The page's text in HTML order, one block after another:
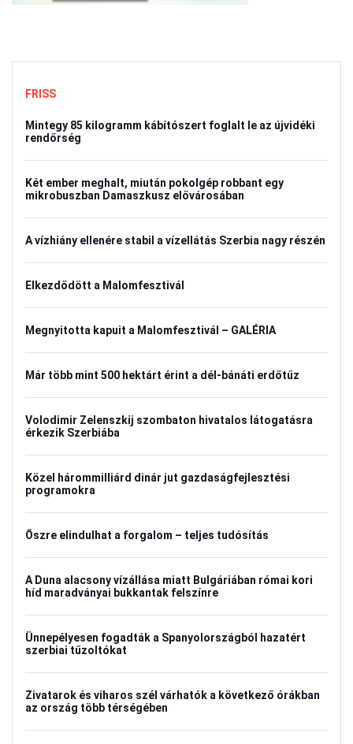
FRISS
Mintegy 85 kilogramm kábítószert foglalt le az újvidéki
rendőrség
Két ember meghalt, miután pokolgép robbant egy
mikrobuszban Damaszkusz elővárosában
A vízhiány ellenére stabil a vízellátás Szerbia nagy részén
Elkezdődött a Malomfesztivál
Megnyitotta kapuit a Malomfesztivál – GALÉRIA
Már több mint 500 hektárt érint a dél-bánáti erdőtűz
Volodimir Zelenszkij szombaton hivatalos látogatásra
érkezik Szerbiába
Közel hárommilliárd dinár jut gazdaságfejlesztési
programokra
Őszre elindulhat a forgalom – teljes tudósítás
A Duna alacsony vízállása miatt Bulgáriában római kori
híd maradványai bukkantak felszínre
Ünnepélyesen fogadták a Spanyolországból hazatért
szerbiai tűzoltókat
Zivatarok és viharos szél várhatók a következő órákban
az ország több térségében